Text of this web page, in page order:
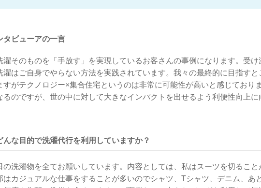
タビューアの一言
濯そのものを「手放す」を実現しているお客さんの事例になります。受
濯はご自身でやらない方法を実践されています。我々の最終的に目指す
すがテクノロジー×集合住宅というのは非常に可能性が高いと感じており
るのですが、世の中に対して大きなインパクトを出せるよう利便性向上
んな目的で洗濯代行を利用していますか？
の洗濯物を全てお願いしています。内容としては、私はスーツを切ること
はカジュアルな仕事をすることが多いのでシャツ、Tシャツ、デニム、あ